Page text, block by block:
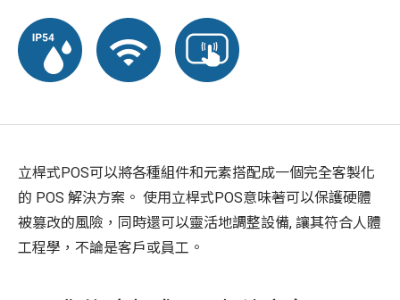
立桿式POS可以將各種組件和元素搭配成一個完全客製化
的 POS 解決方案。 使用立桿式POS意味著可以保護硬體
被篡改的風險，同時還可以靈活地調整設備, 讓其符合人體
工程學，不論是客戶或員工。